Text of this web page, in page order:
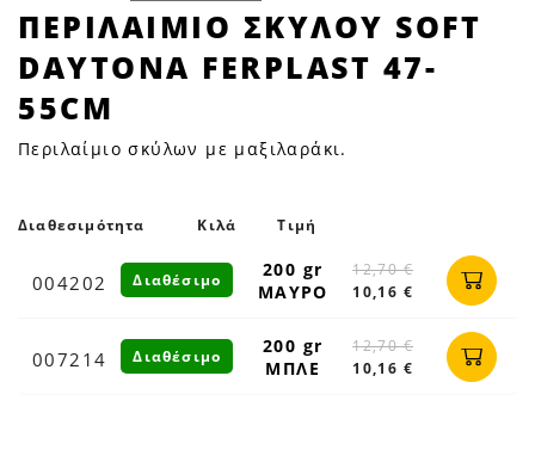
ΠΕΡΙΛΑΙΜΙΟ
ΣΚΥΛΟΥ
SOFT
DAYTONA
FERPLAST
47-
|
ΠΕΡΙΛΑΙΜΙΟ ΣΚΥΛΟΥ SOFT
DAYTONA FERPLAST 47-
55CM
Περιλαίμιο σκύλων με μαξιλαράκι.
Διαθεσιμότητα Κιλά Τιμή
004202
200 gr
ΜΑΥΡΟ
12,70 €
10,16 €
Διαθέσιμο
007214
200 gr
ΜΠΛΕ
12,70 €
10,16 €
Διαθέσιμο